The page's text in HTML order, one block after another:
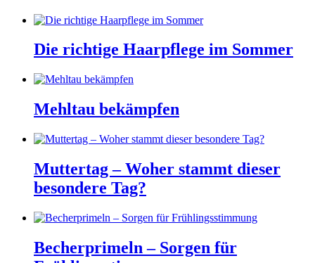
Die richtige Haarpflege im Sommer
Mehltau bekämpfen
Muttertag – Woher stammt dieser
besondere Tag?
Becherprimeln – Sorgen für